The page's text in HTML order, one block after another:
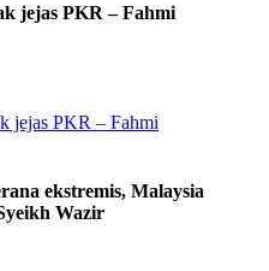
jejas PKR – Fahmi
ekstremis, Malaysia
Wazir